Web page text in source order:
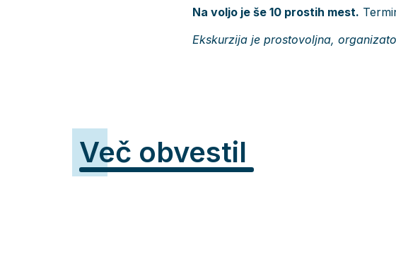
Na voljo je še 10 prostih mest.
Ekskurzija je prostovoljna,
Več obvestil